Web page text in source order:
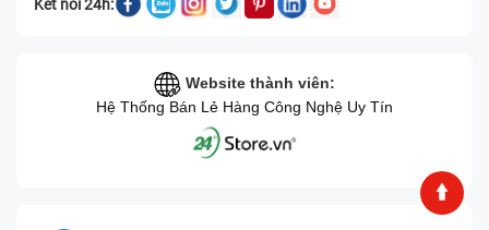
Kết nối 24h:
Website thành viên:
Hệ Thống Bán Lẻ Hàng Công Nghệ Uy Tín